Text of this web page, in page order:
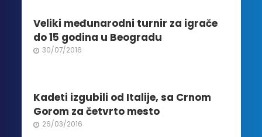
Veliki međunarodni turnir za igrače
do 15 godina u Beogradu
30/07/2016
Kadeti izgubili od Italije, sa Crnom
Gorom za četvrto mesto
26/03/2016